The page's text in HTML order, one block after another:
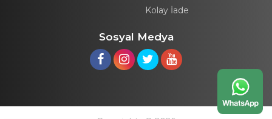
Kolay İade
Sosyal Medya